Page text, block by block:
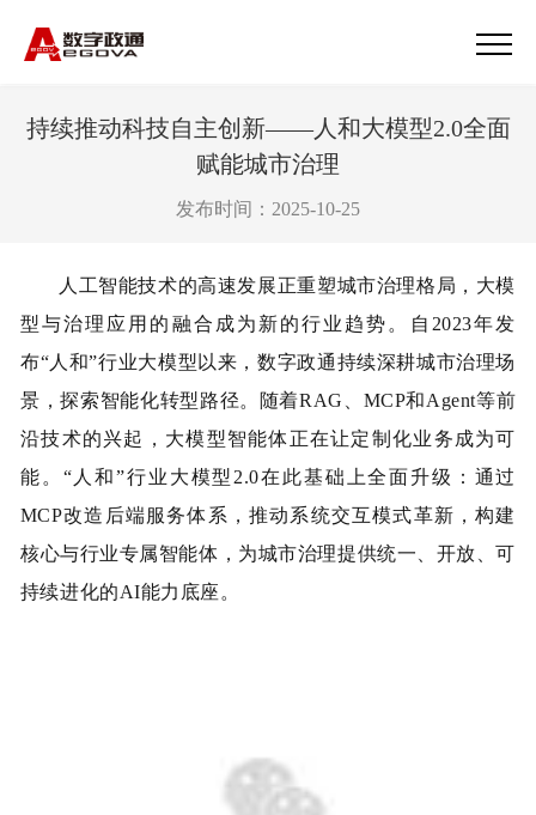
持续推动科技自主创新——人和大模型2.0全面
赋能城市治理
发布时间：2025-10-25
人工智能技术的高速发展正重塑城市治理格局，大模
型与治理应用的融合成为新的行业趋势。自 2023年发
布“人和”行业大模型以来，数字政通持续深耕城市治理场
景，探索智能化转型路径。随着RAG MCP和Agent等前
沿技术的兴起，大模型智能体正在让定制化业务成为可
能。 “ 人和”行业大模型 2.0在此基础上全面升级：通过
MCP改造后端服务体系，推动系统交互模式革新，构建
核心与行业专属智能体，为城市治理提供统一、开放、可
持续进化的AI能力底座。